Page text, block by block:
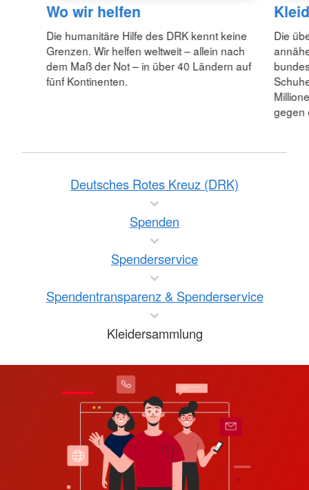
Wo wir helfen
Die humanitäre Hilfe des DRK kennt keine
Grenzen. Wir helfen weltweit – allein nach
dem Maß der Not – in über 40 Ländern auf
fünf Kontinenten.
Die
gegen
Deutsches Rotes Kreuz (DRK)
Spenden
Spenderservice
Spendentransparenz & Spenderservice
Kleidersammlung